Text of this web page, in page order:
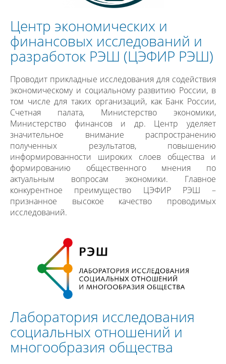
Центр экономических и
финансовых исследований и
разработок РЭШ (ЦЭФИР РЭШ)
Проводит прикладные исследования для содействия
экономическому и социальному развитию России, в
том числе для таких организаций, как Банк России,
Счетная палата, Министерство экономики,
Министерство финансов и др. Центр уделяет
значительное внимание распространению
полученных результатов, повышению
информированности широких слоев общества и
формированию общественного мнения по
актуальным вопросам экономики. Главное
конкурентное преимущество ЦЭФИР РЭШ –
признанное высокое качество проводимых
исследований.
Лаборатория исследования
социальных отношений и
многообразия общества